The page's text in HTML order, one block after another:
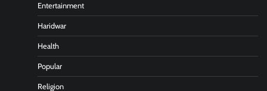
Entertainment
Haridwar
Health
Popular
Religion